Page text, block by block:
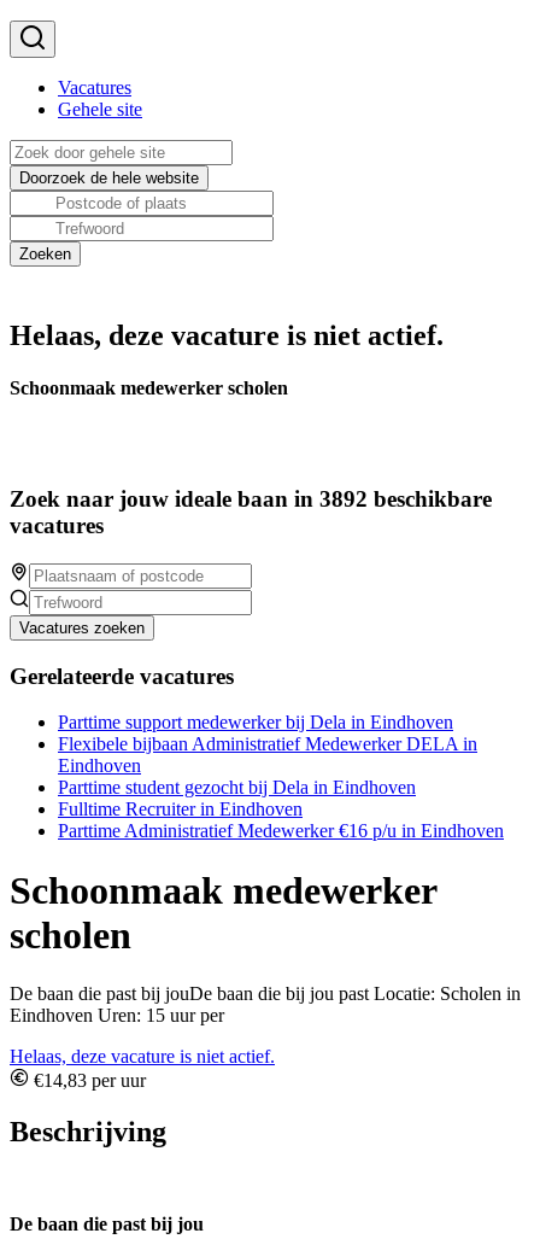
Vacatures
Gehele site
Helaas, deze vacature is niet actief.
Schoonmaak medewerker scholen
Zoek naar jouw ideale baan in 3892 beschikbare
vacatures
Vacatures zoeken
Gerelateerde vacatures
Parttime support medewerker bij Dela in Eindhoven
Flexibele bijbaan Administratief Medewerker DELA in
Eindhoven
Parttime student gezocht bij Dela in Eindhoven
Fulltime Recruiter in Eindhoven
Parttime Administratief Medewerker €16 p/u in Eindhoven
Schoonmaak medewerker
scholen
De baan die past bij jouDe baan die bij jou past Locatie: Scholen in
Eindhoven Uren: 15 uur per
Helaas, deze vacature is niet actief.
€14,83 per uur
Beschrijving
De baan die past bij jou